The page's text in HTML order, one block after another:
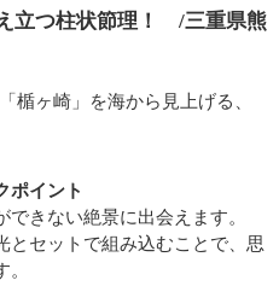
立つ柱状節理！
/三重県熊
楯ヶ崎」を海から見上げる、
ポイント
きない絶景に出会えます。
とセットで組み込むことで、思